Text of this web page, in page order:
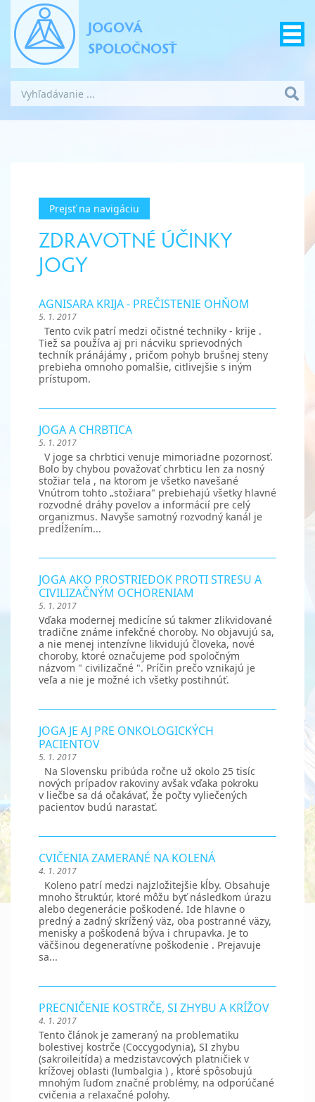
JOGOVÁ
SPOLOČNOSŤ
Prejsť na navigáciu
ZDRAVOTNÉ ÚČINKY
JOGY
AGNISARA KRIJA - PREČISTENIE OHŇOM
5. 1. 2017
Tento cvik patrí medzi očistné techniky - krije .
Tiež sa používa aj pri nácviku sprievodných
techník pránájámy , pričom pohyb brušnej steny
prebieha omnoho pomalšie, citlivejšie s iným
prístupom.
JOGA A CHRBTICA
5. 1. 2017
V joge sa chrbtici venuje mimoriadne pozornosť.
Bolo by chybou považovať chrbticu len za nosný
stožiar tela , na ktorom je všetko navešané
Vnútrom tohto „stožiara" prebiehajú všetky hlavné
rozvodné dráhy povelov a informácií pre celý
organizmus. Navyše samotný rozvodný kanál je
predĺžením...
JOGA AKO PROSTRIEDOK PROTI STRESU A
CIVILIZAČNÝM OCHORENIAM
5. 1. 2017
Vďaka modernej medicíne sú takmer zlikvidované
tradične známe infekčné choroby. No objavujú sa,
a nie menej intenzívne likvidujú človeka, nové
choroby, ktoré označujeme pod spoločným
názvom " civilizačné ". Príčin prečo vznikajú je
veľa a nie je možné ich všetky postihnúť.
JOGA JE AJ PRE ONKOLOGICKÝCH
PACIENTOV
5. 1. 2017
Na Slovensku pribúda ročne už okolo 25 tisíc
nových prípadov rakoviny avšak vďaka pokroku
v liečbe sa dá očakávať, že počty vyliečených
pacientov budú narastať.
CVIČENIA ZAMERANÉ NA KOLENÁ
4. 1. 2017
Koleno patrí medzi najzložitejšie kĺby. Obsahuje
mnoho štruktúr, ktoré môžu byť následkom úrazu
alebo degenerácie poškodené. Ide hlavne o
predný a zadný skrížený väz, oba postranné väzy,
menisky a poškodená býva i chrupavka. Je to
väčšinou degeneratívne poškodenie . Prejavuje
sa...
PRECNIČENIE KOSTRČE, SI ZHYBU A KRÍŽOV
4. 1. 2017
Tento článok je zameraný na problematiku
bolestivej kostrče (Coccygodynia), SI zhybu
(sakroileitída) a medzistavcových platničiek v
krížovej oblasti (lumbalgia ) , ktoré spôsobujú
mnohým ľuďom značné problémy, na odporúčané
cvičenia a relaxačné polohy.